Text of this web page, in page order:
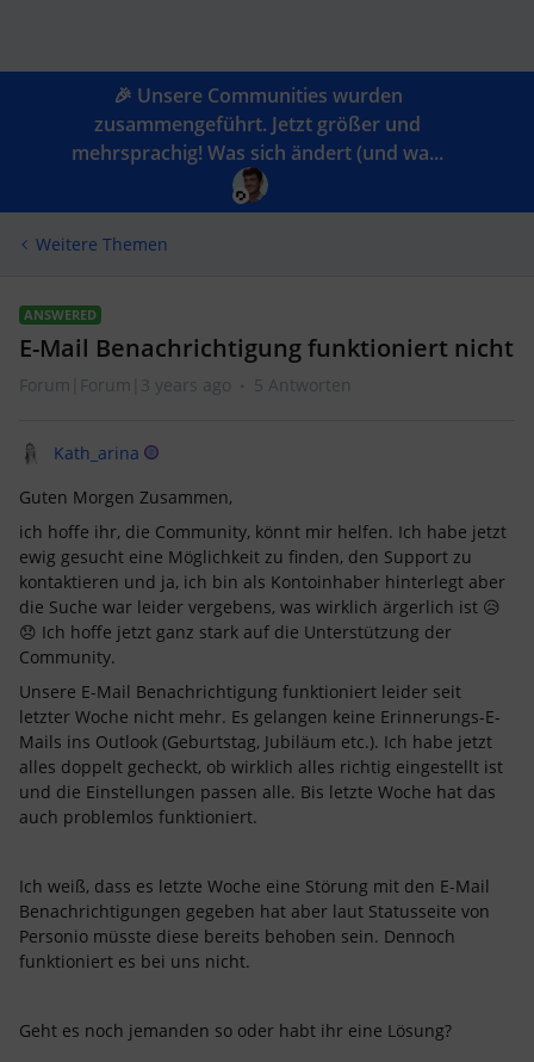
🎉 Unsere Communities wurden
zusammengeführt. Jetzt größer und
mehrsprachig! Was sich ändert (und wa...
Weitere Themen
ANSWERED
E-Mail Benachrichtigung funktioniert nicht
Forum|Forum|3 years ago 5 Antworten
Kath_arina
Guten Morgen Zusammen,
ich hoffe ihr, die Community, könnt mir helfen. Ich habe jetzt
ewig gesucht eine Möglichkeit zu finden, den Support zu
kontaktieren und ja, ich bin als Kontoinhaber hinterlegt aber
die Suche war leider vergebens, was wirklich ärgerlich ist 😥
😞 Ich hoffe jetzt ganz stark auf die Unterstützung der
Community.
Unsere E-Mail Benachrichtigung funktioniert leider seit
letzter Woche nicht mehr. Es gelangen keine Erinnerungs-E-
Mails ins Outlook (Geburtstag, Jubiläum etc.). Ich habe jetzt
alles doppelt gecheckt, ob wirklich alles richtig eingestellt ist
und die Einstellungen passen alle. Bis letzte Woche hat das
auch problemlos funktioniert.
Ich weiß, dass es letzte Woche eine Störung mit den E-Mail
Benachrichtigungen gegeben hat aber laut Statusseite von
Personio müsste diese bereits behoben sein. Dennoch
funktioniert es bei uns nicht.
Geht es noch jemanden so oder habt ihr eine Lösung?